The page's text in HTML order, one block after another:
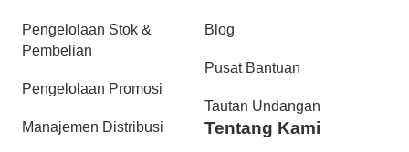
Pengelolaan Stok &
Pembelian
Pengelolaan Promosi
Manajemen Distribusi
Blog
Pusat Bantuan
Tautan Undangan
Tentang Kami